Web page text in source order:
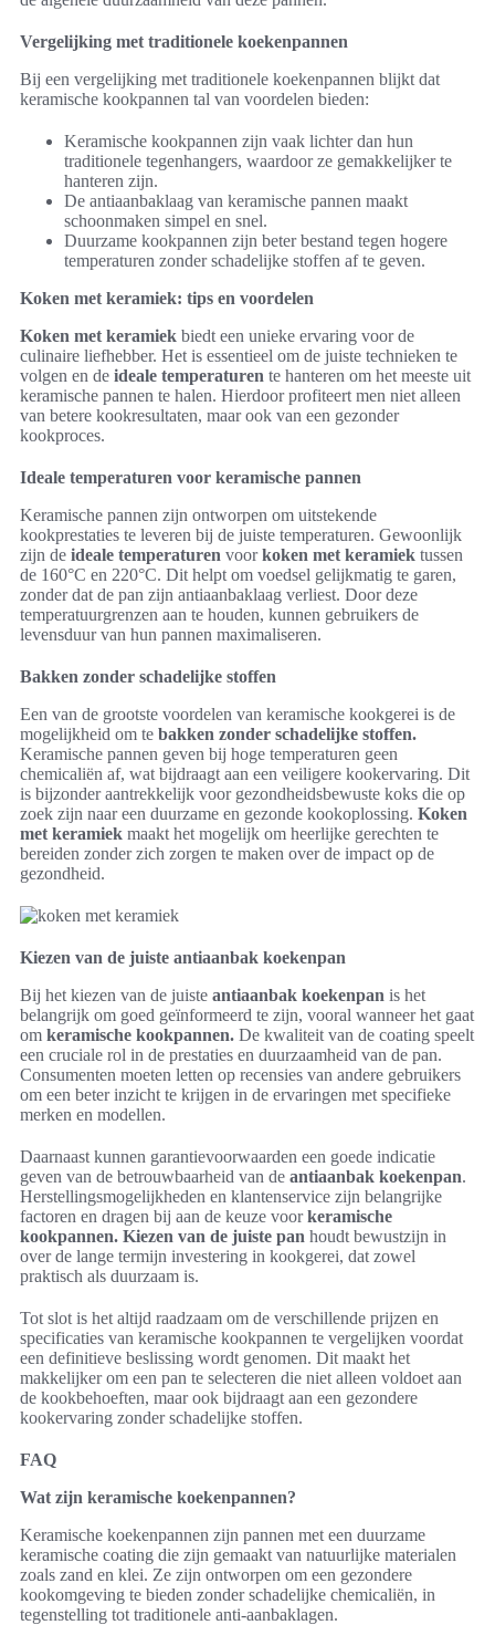
Vergelijking met traditionele koekenpannen
Bij een vergelijking met traditionele koekenpannen blijkt dat
keramische kookpannen tal van voordelen bieden:
Keramische kookpannen zijn vaak lichter dan hun
traditionele tegenhangers, waardoor ze gemakkelijker te
hanteren zijn.
De antiaanbaklaag van keramische pannen maakt
schoonmaken simpel en snel.
Duurzame kookpannen zijn beter bestand tegen hogere
temperaturen zonder schadelijke stoffen af te geven.
Koken met keramiek: tips en voordelen
Koken met keramiek biedt een unieke ervaring voor de
culinaire liefhebber. Het is essentieel om de juiste technieken te
volgen en de ideale temperaturen te hanteren om het meeste uit
keramische pannen te halen. Hierdoor profiteert men niet alleen
van betere kookresultaten, maar ook van een gezonder
kookproces.
Ideale temperaturen voor keramische pannen
Keramische pannen zijn ontworpen om uitstekende
kookprestaties te leveren bij de juiste temperaturen. Gewoonlijk
zijn de ideale temperaturen voorkoken met keramiek tussen
de 160°C en 220°C. Dit helpt om voedsel gelijkmatig te garen,
zonder dat de pan zijn antiaanbaklaag verliest. Door deze
temperatuurgrenzen aan te houden, kunnen gebruikers de
levensduur van hun pannen maximaliseren.
Bakken zonder schadelijke stoffen
Een van de grootste voordelen van keramische kookgerei is de
mogelijkheid om te bakken zonder schadelijke stoffen.
Keramische pannen geven bij hoge temperaturen geen
chemicaliën af, wat bijdraagt aan een veiligere kookervaring. Dit
is bijzonder aantrekkelijk voor gezondheidsbewuste koks die op
zoek zijn naar een duurzame en gezonde kookoplossing. Koken
met keramiek maakt het mogelijk om heerlijke gerechten te
bereiden zonder zich zorgen te maken over de impact op de
gezondheid.
Kiezen van de juiste antiaanbak koekenpan
Bij het kiezen van de juiste antiaanbak koekenpan is het
belangrijk om goed geïnformeerd te zijn, vooral wanneer het gaat
om keramische kookpannen. De kwaliteit van de coating speelt
een cruciale rol in de prestaties en duurzaamheid van de pan.
Consumenten moeten letten op recensies van andere gebruikers
om een beter inzicht te krijgen in de ervaringen met specifieke
merken en modellen.
Daarnaast kunnen garantievoorwaarden een goede indicatie
geven van de betrouwbaarheid van de antiaanbak koekenpan.
Herstellingsmogelijkheden en klantenservice zijn belangrijke
factoren en dragen bij aan de keuze voorkeramische
kookpannen. Kiezen van de juiste pan houdt bewustzijn in
over de lange termijn investering in kookgerei, dat zowel
praktisch als duurzaam is.
Tot slot is het altijd raadzaam om de verschillende prijzen en
specificaties van keramische kookpannen te vergelijken voordat
een definitieve beslissing wordt genomen. Dit maakt het
makkelijker om een pan te selecteren die niet alleen voldoet aan
de kookbehoeften, maar ook bijdraagt aan een gezondere
kookervaring zonder schadelijke stoffen.
FAQ
Wat zijn keramische koekenpannen?
Keramische koekenpannen zijn pannen met een duurzame
keramische coating die zijn gemaakt van natuurlijke materialen
zoals zand en klei. Ze zijn ontworpen om een gezondere
kookomgeving te bieden zonder schadelijke chemicaliën, in
tegenstelling tot traditionele anti-aanbaklagen.